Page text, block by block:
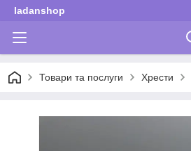
ladanshop
Товари та послуги Хрести